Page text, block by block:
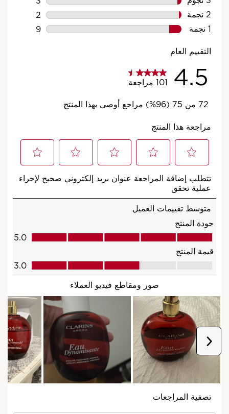
منتج من مجموعة أروما لكل حالة
لكِ من مجموعة أروما.
اكتشفي المجموعة
*اختبار المستهلك- 92 امرأة